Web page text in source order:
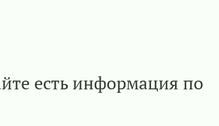
есть информация по